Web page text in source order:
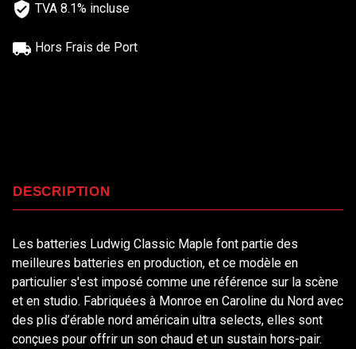
TVA 8.1% incluse
Hors Frais de Port
DESCRIPTION
Les batteries Ludwig Classic Maple font partie des
meilleures batteries en production, et ce modèle en
particulier s'est imposé comme une référence sur la scène
et en studio. Fabriquées à Monroe en Caroline du Nord avec
des plis d’érable nord américain ultra selects, elles sont
conçues pour offrir un son chaud et un sustain hors-pair.